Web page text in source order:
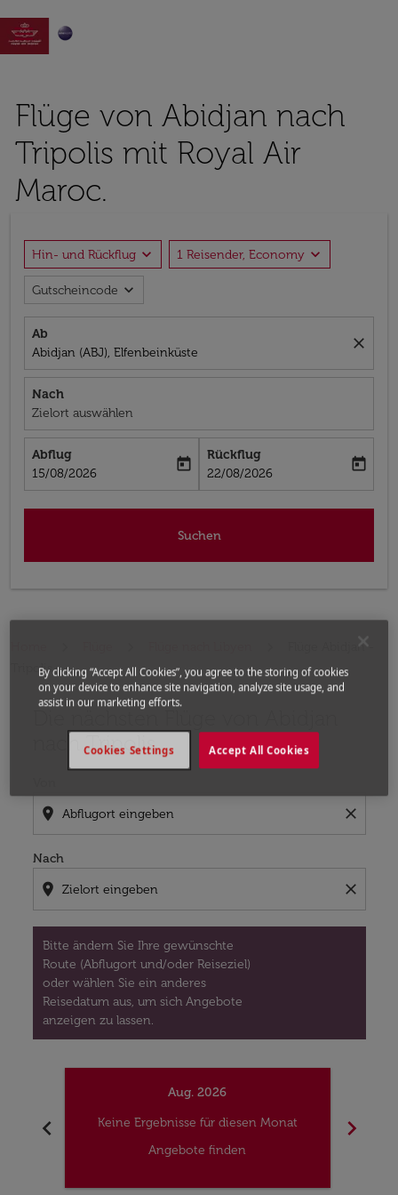

Flüge von Abidjan nach
Tripolis mit Royal Air
Maroc.
Hin- und Rückflug expand_more 1 Reisender, Economy expand_more
Gutscheincode expand_more
Ab
Abidjan (ABJ), Elfenbeinküste
close
Nach
Zielort auswählen
Abflug
fc-booking-departure-date-aria-label
15/08/2026
today
Rückflug
fc-booking-return-date-aria-label
22/08/2026
today
Suchen
Flüge Abidjan -
Tripolis
Die nächsten Flüge von Abidjan
nach Tripolis
location_on close
Nach
location_on close
Bitte ändern Sie Ihre gewünschte
Route (Abflugort und/oder Reiseziel)
oder wählen Sie ein anderes
Reisedatum aus, um sich Angebote
anzeigen zu lassen.
Bitte ändern Sie Ihre gewünschte Route (Abflugort
chevron_left
Aug. 2026
Keine Ergebnisse für diesen Monat
Angebote finden
chevron_right
By clicking “Accept All Cookies”, you agree to the storing of cookies
on your device to enhance site navigation, analyze site usage, and
assist in our marketing efforts.
Accept All Cookies
Cookies Settings